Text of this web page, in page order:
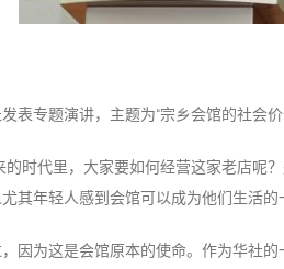
专题演讲，主题为“宗乡会馆的社会价
时代里，大家要如何经营这家老店呢
年轻人感到会馆可以成为他们生活的
因为这是会馆原本的使命。作为华社